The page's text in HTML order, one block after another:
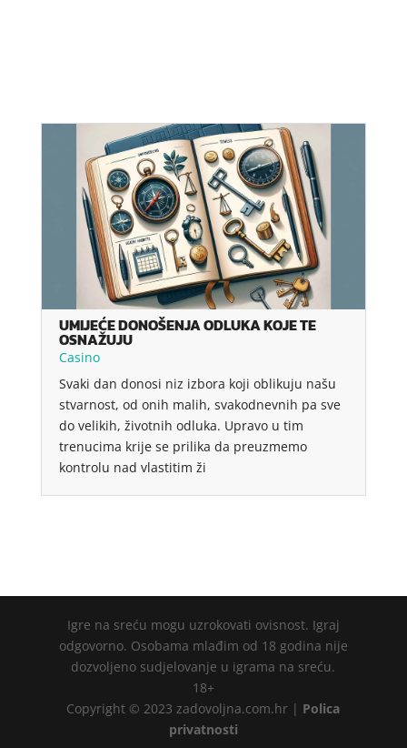
UMIJEĆE DONOŠENJA ODLUKA KOJE TE
OSNAŽUJU
Casino
Svaki dan donosi niz izbora koji oblikuju našu
stvarnost, od onih malih, svakodnevnih pa sve
do velikih, životnih odluka. Upravo u tim
trenucima krije se prilika da preuzmemo
kontrolu nad vlastitim ži
Igre na sreću mogu uzrokovati ovisnost. Igraj
odgovorno. Osobama mlađim od 18 godina nije
dozvoljeno sudjelovanje u igrama na sreću.
18+
Copyright © 2023 zadovoljna.com.hr | Polica
privatnosti